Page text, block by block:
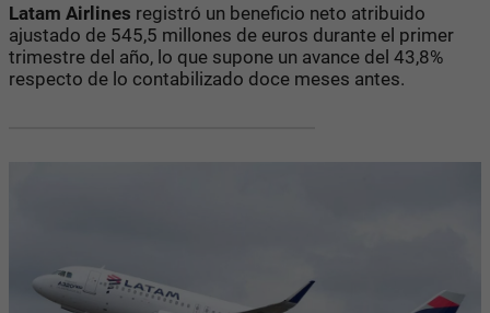
Latam Airlines registró un beneficio neto atribuido
ajustado de 545,5 millones de euros durante el primer
trimestre del año, lo que supone un avance del 43,8%
respecto de lo contabilizado doce meses antes.